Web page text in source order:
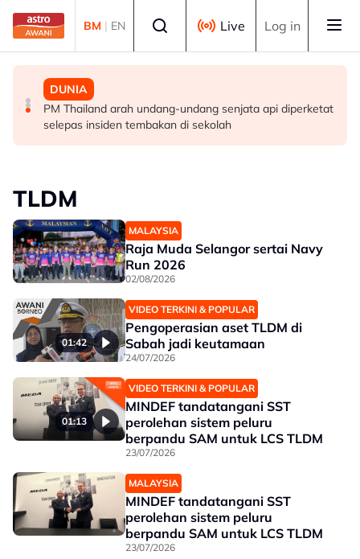
Skip to main content
BM | EN Live Log in
MALAYSIA
Berita tempatan pilihan sepanjang hari ini
MALAYSIA
Pengacara, ahli perniagaan ditahan bantu siasatan
audio siar sentuh isu sensitiviti agama
DUNIA
PM Thailand arah undang-undang senjata api diperketat
selepas insiden tembakan di sekolah
TLDM
MALAYSIA
Raja Muda Selangor sertai Navy
Run 2026
02/08/2026
01:42
VIDEO TERKINI & POPULAR
Pengoperasian aset TLDM di
Sabah jadi keutamaan
24/07/2026
01:13
VIDEO TERKINI & POPULAR
MINDEF tandatangani SST
perolehan sistem peluru
berpandu SAM untuk LCS TLDM
23/07/2026
MALAYSIA
MINDEF tandatangani SST
perolehan sistem peluru
berpandu SAM untuk LCS TLDM
23/07/2026